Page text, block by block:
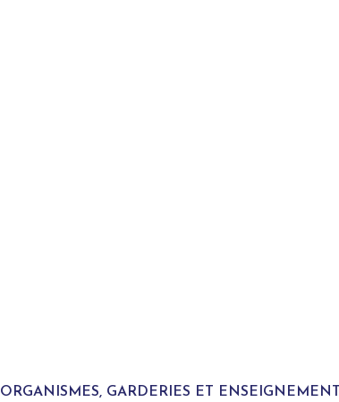
ORGANISMES, GARDERIES ET ENSEIGNEMENT